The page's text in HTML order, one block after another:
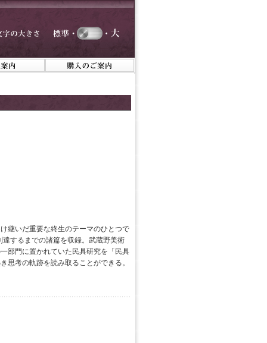
継いだ重要な終生のテーマのひとつで
するまでの諸篇を収録。武蔵野美術
部門に置かれていた民具研究を「民具
思考の軌跡を読み取ることができる。